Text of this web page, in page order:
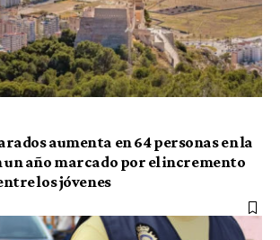
aumenta en 64 personas en la
un año marcado por el incremento
los jóvenes